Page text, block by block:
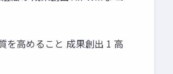
を⾼めること 成果創出 1 ⾼